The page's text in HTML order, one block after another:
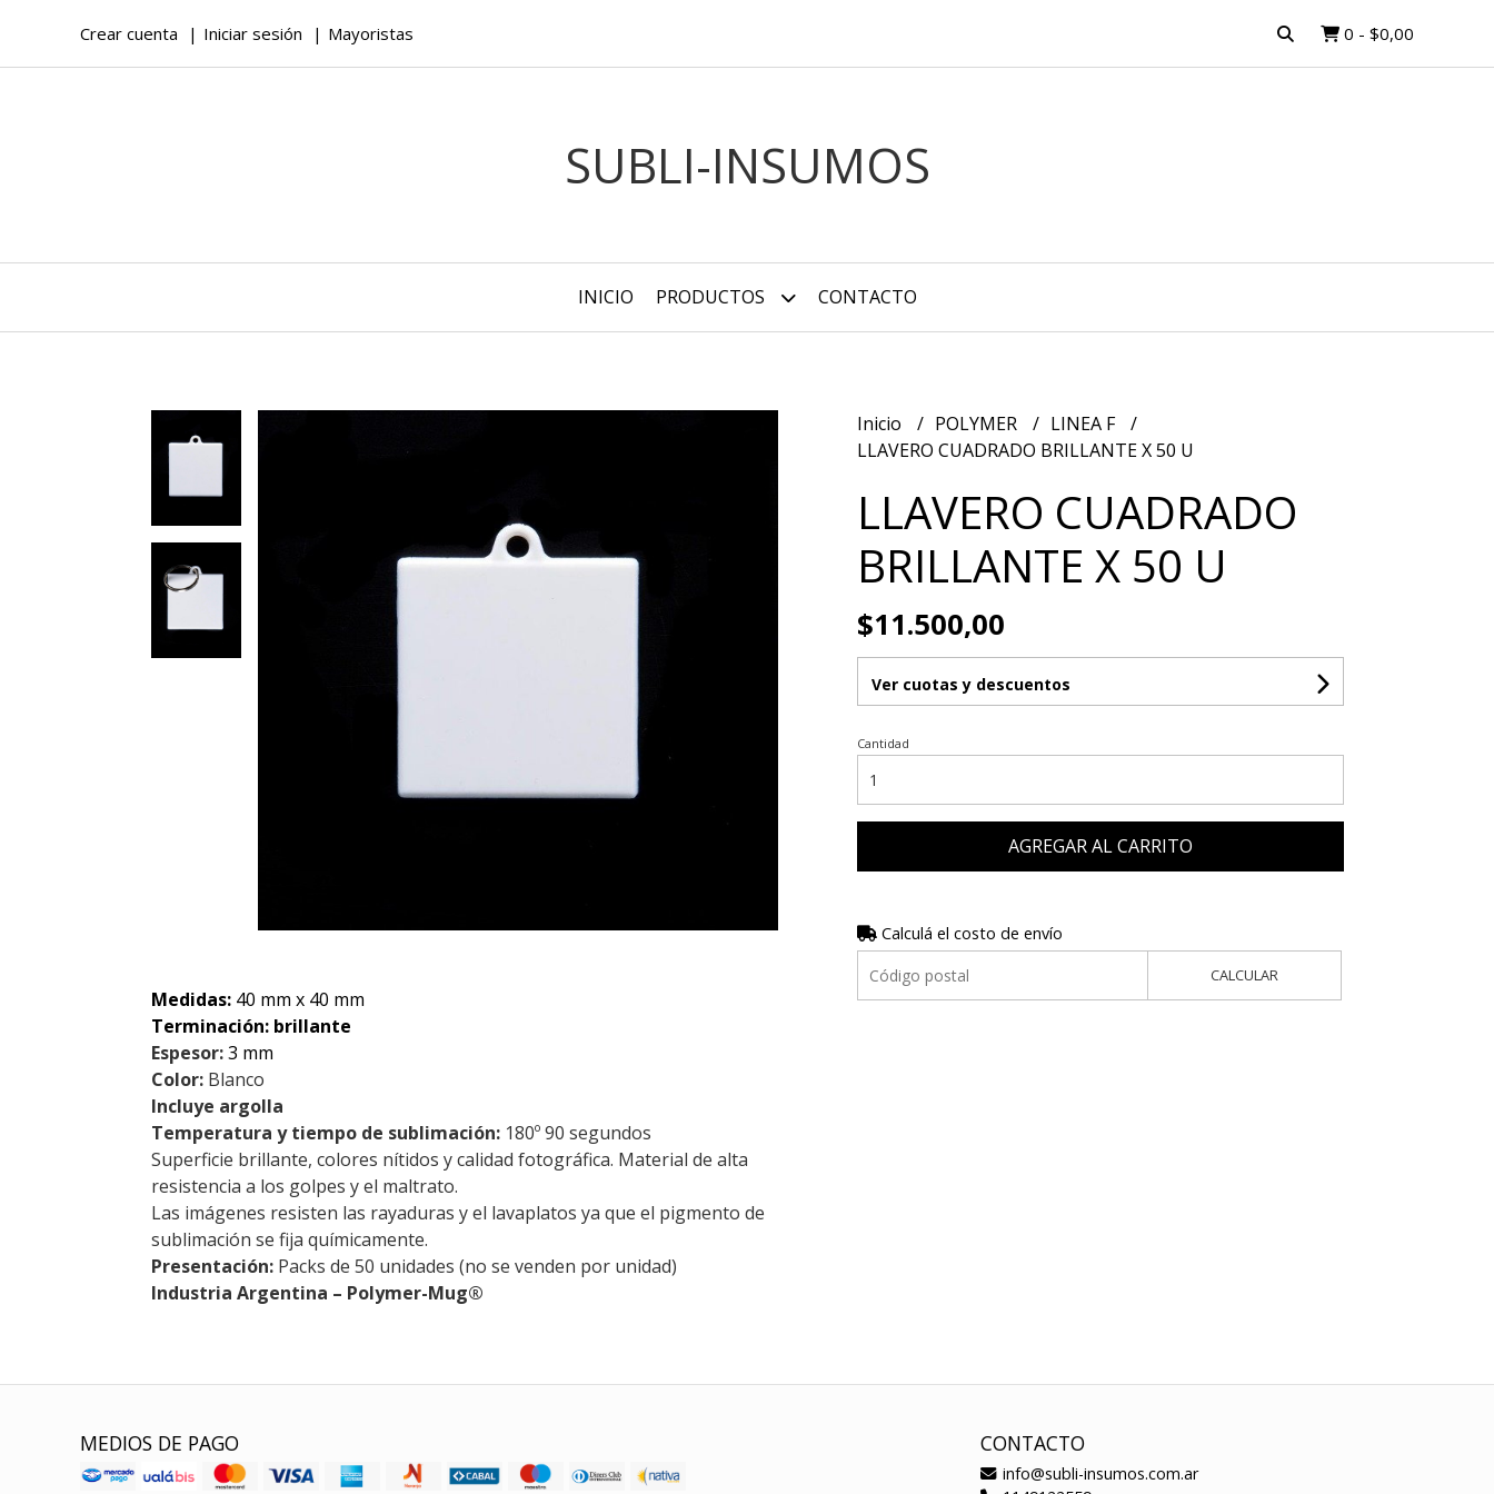
Crear cuenta Iniciar sesión Mayoristas 0 - $0,00
SUBLI-INSUMOS
INICIO PRODUCTOS CONTACTO
Medidas:40 mm x 40 mm
Terminación: brillante
Espesor:3 mm
Color:Blanco
Incluye argolla
Temperatura y tiempo de sublimación:180º 90 segundos
Superficie brillante, colores nítidos y calidad fotográfica. Material de alta
resistencia a los golpes y el maltrato.
Las imágenes resisten las rayaduras y el lavaplatos ya que el pigmento de
sublimación se fija químicamente.
Presentación:Packs de 50 unidades (no se venden por unidad)
Industria Argentina – Polymer-Mug®
Inicio POLYMER
LINEA F
LLAVERO CUADRADO BRILLANTE X 50 U
LLAVERO CUADRADO
BRILLANTE X 50 U
$11.500,00
Ver cuotas y descuentos
Cantidad
AGREGAR AL CARRITO
Calculá el costo de envío
CALCULAR
MEDIOS DE PAGO CONTACTO
info@subli-insumos.com.ar